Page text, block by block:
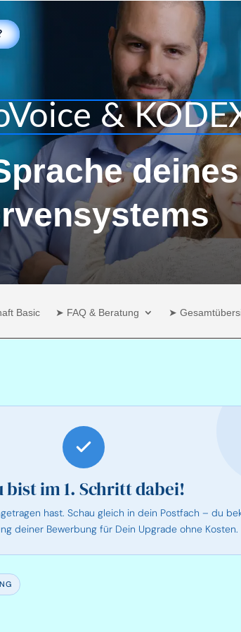
&
deines
Basic ➤ FAQ & Beratung ➤
bist im 1. Schritt dabei!
hast. Schau gleich in dein Postfach – du
deiner Bewerbung für Dein Upgrade ohne Kosten.